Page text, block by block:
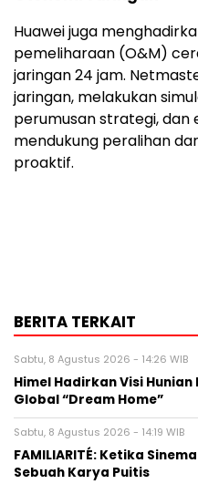
Huawei juga
pemeliharaan (O&M)
jaringan 24 jam.
jaringan, melakukan
perumusan strategi, dan
mendukung peralihan
proaktif.
BERITA TERKAIT
Sabtu, 8 Agustus 2026 - 14:26 WIB
Himel Hadirkan Visi
Global “Dream Home”
Sabtu, 8 Agustus 2026 - 14:19 WIB
FAMILIARITÉ: Ketika
Sebuah Karya Puitis